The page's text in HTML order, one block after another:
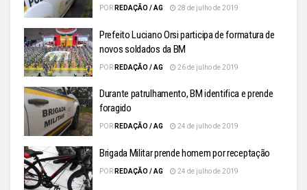
POR REDAÇÃO / AG 28 de julho de 2019
Prefeito Luciano Orsi participa de formatura de
novos soldados da BM
POR REDAÇÃO / AG 26 de julho de 2019
Durante patrulhamento, BM identifica e prende
foragido
POR REDAÇÃO / AG 24 de julho de 2019
Brigada Militar prende homem por receptação
POR REDAÇÃO / AG 24 de julho de 2019